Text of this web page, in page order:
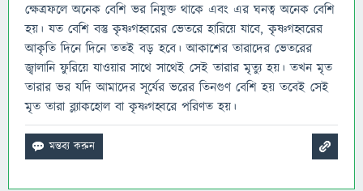
ক্ষেত্রফলে অনেক বেশি ভর নিযুক্ত থাকে এবং এর ঘনত্ব অনেক বেশি
হয়। যত বেশি বস্তু কৃষ্ণগহ্বরের ভেতরে হারিয়ে যাবে, কৃষ্ণগহ্বরের
আকৃতি দিনে দিনে ততই বড় হবে। আকাশের তারাদের ভেতরের
জ্বালানি ফুরিয়ে যাওয়ার সাথে সাথেই সেই তারার মৃত্যু হয়। তখন মৃত
তারার ভর যদি আমাদের সূর্যের ভরের তিনগুণ বেশি হয় তবেই সেই
মৃত তারা ব্ল্যাকহোল বা কৃষ্ণগহ্বরে পরিণত হয়।